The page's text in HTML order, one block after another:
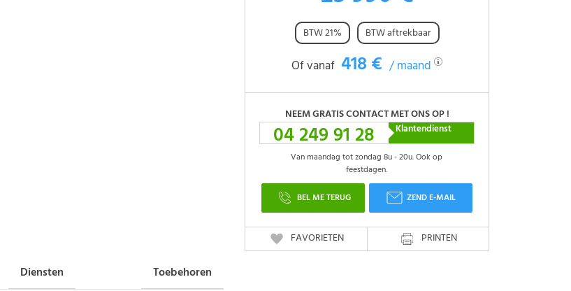
BTW 21% BTW aftrekbaar
Of vanaf 418 € / maand
NEEM GRATIS CONTACT MET ONS OP !
04 249 91 28 Klantendienst
Van maandag tot zondag 8u - 20u. Ook op
feestdagen.
BEL ME TERUG
ZEND E-MAIL
FAVORIETEN PRINTEN
Diensten Toebehoren